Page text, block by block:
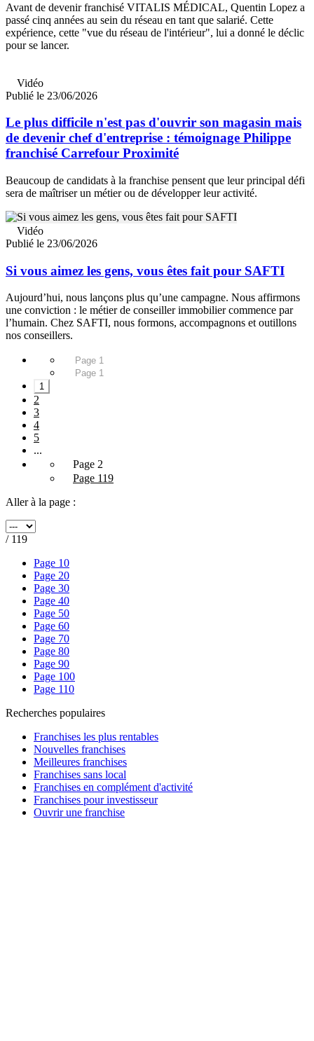
Avant de devenir franchisé VITALIS MÉDICAL, Quentin Lopez a
passé cinq années au sein du réseau en tant que salarié. Cette
expérience, cette "vue du réseau de l'intérieur", lui a donné le déclic
pour se lancer.
Vidéo
Publié le 23/06/2026
Le plus difficile n'est pas d'ouvrir son magasin mais
de devenir chef d'entreprise : témoignage Philippe
franchisé Carrefour Proximité
Beaucoup de candidats à la franchise pensent que leur principal défi
sera de maîtriser un métier ou de développer leur activité.
Vidéo
Publié le 23/06/2026
Si vous aimez les gens, vous êtes fait pour SAFTI
Aujourd’hui, nous lançons plus qu’une campagne. Nous affirmons
une conviction : le métier de conseiller immobilier commence par
l’humain. Chez SAFTI, nous formons, accompagnons et outillons
nos conseillers.
Page 1
Page 1
1
2
3
4
5
...
Page 2
Page 119
Aller à la page :
/ 119
Page 10
Page 20
Page 30
Page 40
Page 50
Page 60
Page 70
Page 80
Page 90
Page 100
Page 110
Recherches populaires
Franchises les plus rentables
Nouvelles franchises
Meilleures franchises
Franchises sans local
Franchises en complément d'activité
Franchises pour investisseur
Ouvrir une franchise